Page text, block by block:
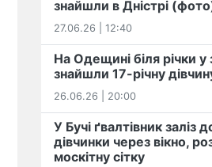
знайшли в Дністрі
27.06.26 | 12:40
На Одещині біля річки
знайшли 17-річну
26.06.26 | 20:00
У Бучі ґвалтівник заліз
дівчинки через вікно,
москітну сітку